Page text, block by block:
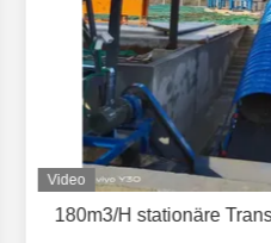
Video
180m3/H stationäre